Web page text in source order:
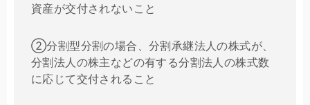
資産が交付されないこと
②分割型分割の場合、分割承継法人の株式が、
分割法人の株主などの有する分割法人の株式数
に応じて交付されること